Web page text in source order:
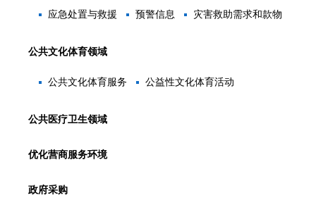
应急处置与救援 预警信息 灾害救助需求和款物
公共文化体育领域
公共文化体育服务 公益性文化体育活动
公共医疗卫生领域
优化营商服务环境
政府采购